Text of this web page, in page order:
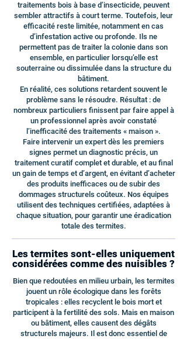
traitements bois à base d’insecticide, peuvent
sembler attractifs à court terme. Toutefois, leur
efficacité reste limitée, notamment en cas
d’infestation active ou profonde. Ils ne
permettent pas de traiter la colonie dans son
ensemble, en particulier lorsqu’elle est
souterraine ou dissimulée dans la structure du
bâtiment.
En réalité, ces solutions retardent souvent le
problème sans le résoudre. Résultat : de
nombreux particuliers finissent par faire appel à
un professionnel après avoir constaté
l’inefficacité des traitements « maison ».
Faire intervenir un expert dès les premiers
signes permet un diagnostic précis, un
traitement curatif complet et durable, et au final
un gain de temps et d’argent, en évitant d’acheter
des produits inefficaces ou de subir des
dommages structurels coûteux. Nos équipes
utilisent des techniques certifiées, adaptées à
chaque situation, pour garantir une éradication
totale des termites.
Les termites sont-elles uniquement
considérées comme des nuisibles ?
Bien que redoutées en milieu urbain, les termites
jouent un rôle écologique dans les forêts
tropicales : elles recyclent le bois mort et
participent à la fertilité des sols. Mais en maison
ou bâtiment, elles causent des dégâts
structurels majeurs. Il est donc essentiel de